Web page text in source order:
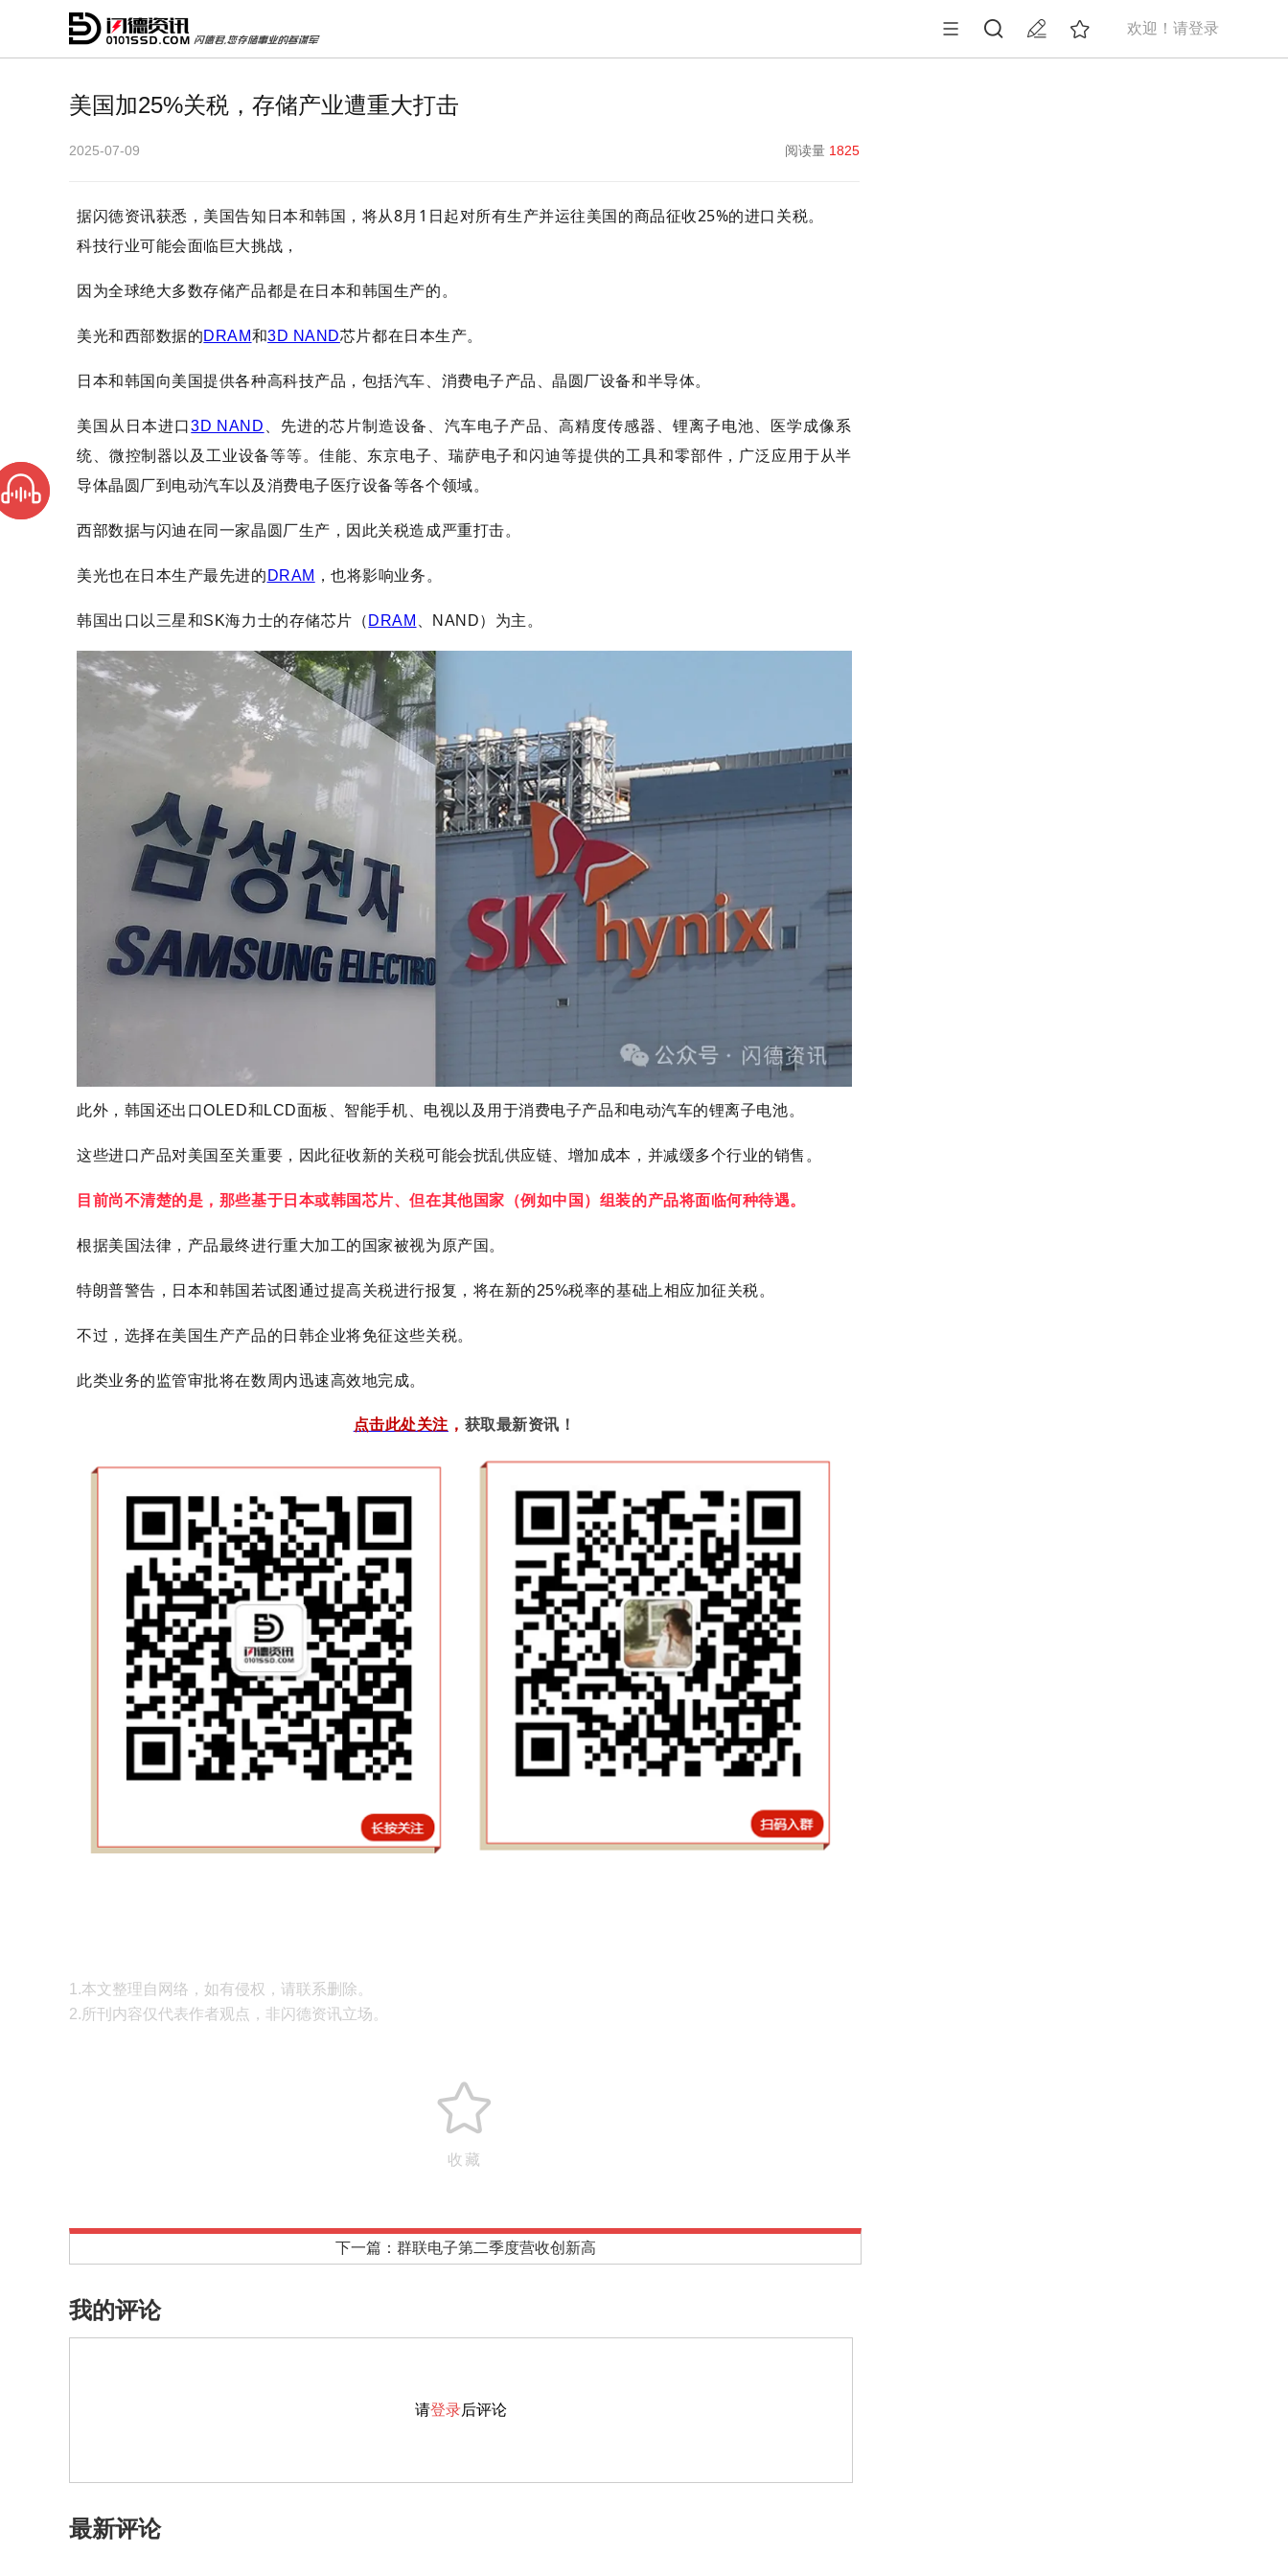
欢迎！请登录
美国加25%关税，存储产业遭重大打击
2025-07-09 阅读量 1825
据闪徳资讯获悉，美国告知日本和韩国，将从8月1日起对所有生产并运往美国的商品征收25%的进口关税。
科技行业可能会面临巨大挑战，
因为全球绝大多数存储产品都是在日本和韩国生产的。
美光和西部数据的DRAM和3D NAND芯片都在日本生产。
日本和韩国向美国提供各种高科技产品，包括汽车、消费电子产品、晶圆厂设备和半导体。
美国从日本进口3D NAND 、先进的芯片制造设备、汽车电子产品、高精度传感器、锂离子电池、医学成像系
统、微控制器以及工业设备等等。佳能、东京电子、瑞萨电子和闪迪等提供的工具和零部件，广泛应用于从半
导体晶圆厂到电动汽车以及消费电子医疗设备等各个领域。
西部数据与闪迪在同一家晶圆厂生产，因此关税造成严重打击。
美光也在日本生产最先进的 DRAM ，也将影响业务。
韩国出口以三星和SK海力士的存储芯片（ DRAM 、NAND）为主。
此外，韩国还出口OLED和LCD面板、智能手机、电视以及用于消费电子产品和电动汽车的锂离子电池。
这些进口产品对美国至关重要，因此征收新的关税可能会扰乱供应链、增加成本，并减缓多个行业的销售。
目前尚不清楚的是，那些基于日本或韩国芯片、但在其他国家（例如中国）组装的产品将面临何种待遇。
根据美国法律，产品最终进行重大加工的国家被视为原产国。
特朗普警告，日本和韩国若试图通过提高关税进行报复，将在新的25%税率的基础上相应加征关税。
不过，选择在美国生产产品的日韩企业将免征这些关税。
此类业务的监管审批将在数周内迅速高效地完成。
点击此处关注 ， 获取最新资讯！
1.本文整理自网络，如有侵权，请联系删除。
2.所刊内容仅代表作者观点，非闪德资讯立场。
收藏
下一篇：群联电子第二季度营收创新高
我的评论
请登录后评论
最新评论